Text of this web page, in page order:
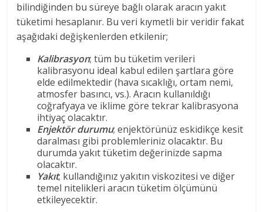
bilindiğinden bu süreye bağlı olarak aracın yakıt
tüketimi hesaplanır. Bu veri kıymetli bir veridir fakat
aşağıdaki değişkenlerden etkilenir;
Kalibrasyon; tüm bu tüketim verileri
kalibrasyonu ideal kabul edilen şartlara göre
elde edilmektedir (hava sıcaklığı, ortam nemi,
atmosfer basıncı, vs.). Aracın kullanıldığı
coğrafyaya ve iklime göre tekrar kalibrasyona
ihtiyaç olacaktır.
Enjektör durumu; enjektörünüz eskidikçe kesit
daralması gibi problemleriniz olacaktır. Bu
durumda yakıt tüketim değerinizde sapma
olacaktır.
Yakıt; kullandığınız yakıtın viskozitesi ve diğer
temel nitelikleri aracın tüketim ölçümünü
etkileyecektir.